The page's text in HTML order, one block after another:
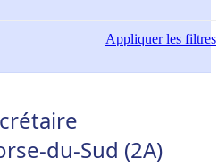
Appliquerles filtres
du-Sud (2A)